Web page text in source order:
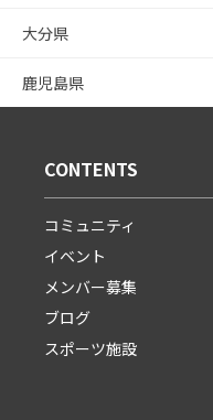
大分県
鹿児島県
CONTENTS
コミュニティ
イベント
メンバー募集
ブログ
スポーツ施設